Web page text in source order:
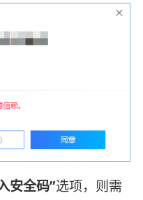
安全码”选项，则需